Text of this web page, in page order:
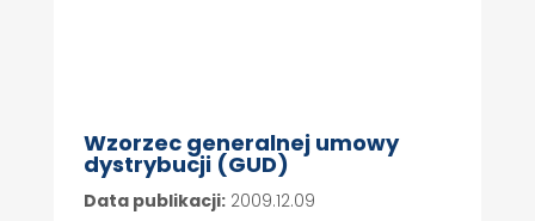
Wzorzec generalnej umowy
dystrybucji (GUD)
Data publikacji:2009.12.09